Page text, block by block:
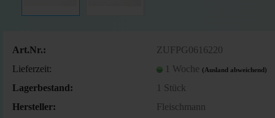
Art.Nr.:
ZUFPG0616220
Lieferzeit:
1 Woche (Ausland abweichend)
Lagerbestand: 1 Stück
Hersteller:
Fleischmann